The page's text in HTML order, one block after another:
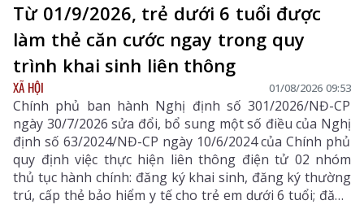
Từ 01/9/2026, trẻ dưới 6 tuổi được
làm thẻ căn cước ngay trong quy
trình khai sinh liên thông
XÃ HỘI 01/08/2026 09:53
Chính phủ ban hành Nghị định số 301/2026/NĐ-CP
ngày 30/7/2026 sửa đổi, bổ sung một số điều của Nghị
định số 63/2024/NĐ-CP ngày 10/6/2024 của Chính phủ
quy định việc thực hiện liên thông điện tử 02 nhóm
thủ tục hành chính: đăng ký khai sinh, đăng ký thường
trú, cấp thẻ bảo hiểm y tế cho trẻ em dưới 6 tuổi; đăng